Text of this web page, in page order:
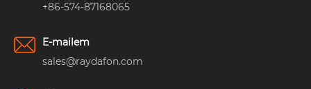
+86-574-87168065
E-mailem
sales@raydafon.com